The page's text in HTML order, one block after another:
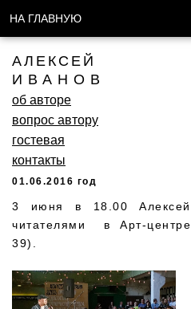
НА ГЛАВНУЮ
АЛЕКСЕЙ
ИВАНОВ
об авторе
вопрос автору
гостевая
контакты
01.06.2016 год
3 июня в 18.00 Алексей
читателями в Арт-
39).